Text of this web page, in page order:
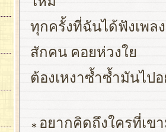
ทุกครั้งที่ฉันได้ฟังเพล
สักคน คอยห่วงใย
ต้องเหงาซ้ำซ้ำมันไป
∗ อยากคิดถึงใครที่เข